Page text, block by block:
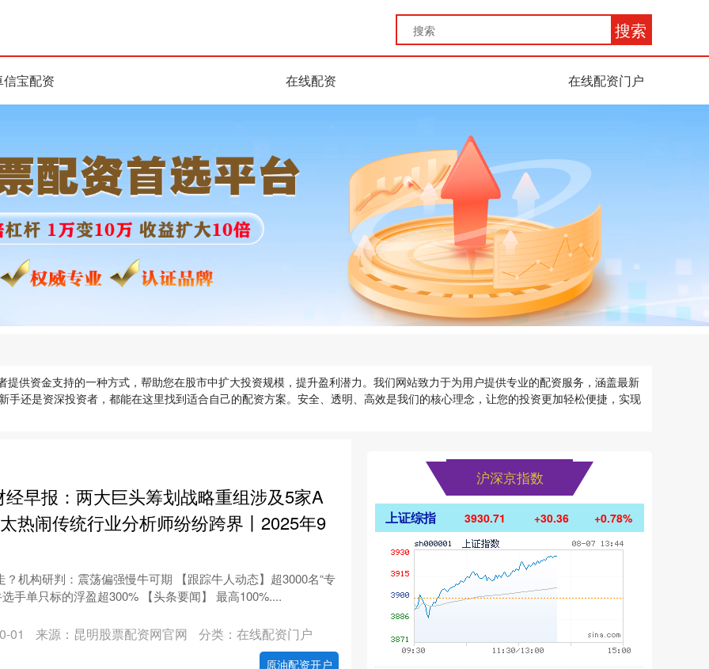
搜索
信宝配资 在线配资 在线配资门户
供资金支持的一种方式，帮助您在股市中扩大投资规模，提升盈利潜力。我们网站致力于为用户提供专业的配资服务，涵盖最新
还是资深投资者，都能在这里找到适合自己的配资方案。安全、透明、高效是我们的核心理念，让您的投资更加轻松便捷，实现
早报：两大巨头筹划战略重组涉及5家A
热闹传统行业分析师纷纷跨界丨2025年9
机构研判：震荡偏强慢牛可期 【跟踪牛人动态】超3000名“专
手单只标的浮盈超300% 【头条要闻】 最高100%....
01 来源：昆明股票配资网官网 分类：在线配资门户
原油配资开户
沪深京指数
上证综指 3930.71 +30.36 +0.78%